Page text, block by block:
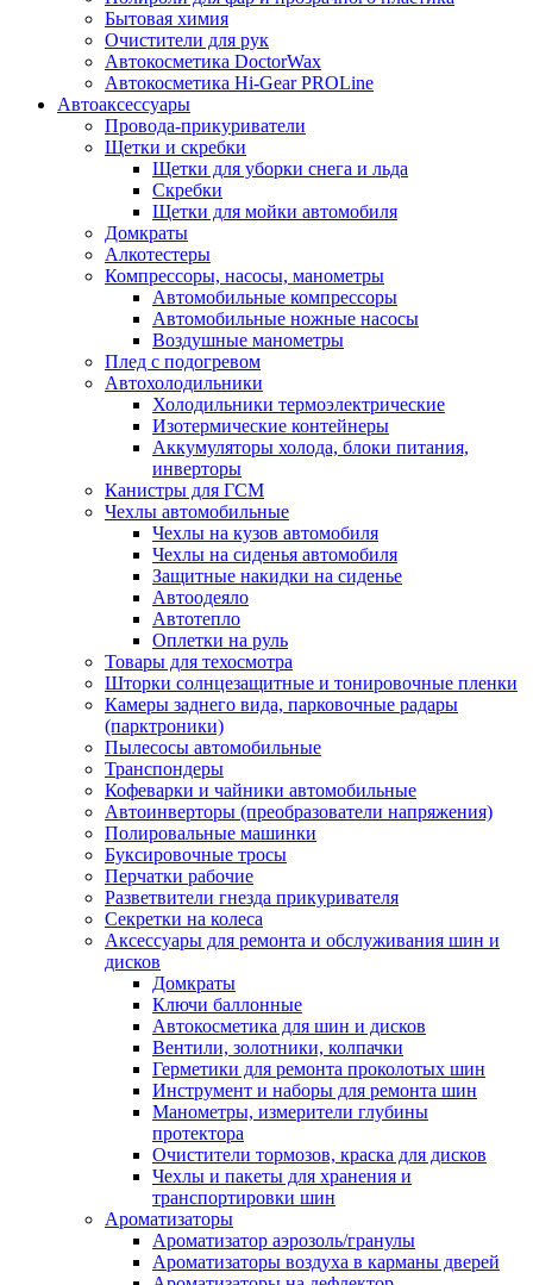
Бытовая химия
Очистители для рук
Автокосметика DoctorWax
Автокосметика Hi-Gear PROLine
Автоаксессуары
Провода-прикуриватели
Щетки и скребки
Щетки для уборки снега и льда
Скребки
Щетки для мойки автомобиля
Домкраты
Алкотестеры
Компрессоры, насосы, манометры
Автомобильные компрессоры
Автомобильные ножные насосы
Воздушные манометры
Плед с подогревом
Автохолодильники
Холодильники термоэлектрические
Изотермические контейнеры
Аккумуляторы холода, блоки питания,
инверторы
Канистры для ГСМ
Чехлы автомобильные
Чехлы на кузов автомобиля
Чехлы на сиденья автомобиля
Защитные накидки на сиденье
Автоодеяло
Автотепло
Оплетки на руль
Товары для техосмотра
Шторки солнцезащитные и тонировочные пленки
Камеры заднего вида, парковочные радары
(парктроники)
Пылесосы автомобильные
Транспондеры
Кофеварки и чайники автомобильные
Автоинверторы (преобразователи напряжения)
Полировальные машинки
Буксировочные тросы
Перчатки рабочие
Разветвители гнезда прикуривателя
Секретки на колеса
Аксессуары для ремонта и обслуживания ‎шин и
дисков
Домкраты
Ключи баллонные
Автокосметика для шин и дисков
Вентили, золотники, колпачки
Герметики для ремонта проколотых шин
Инструмент и наборы для ремонта шин
Манометры, измерители глубины
протектора
Очистители тормозов, краска для дисков
Чехлы и пакеты для хранения и
транспортировки шин
Ароматизаторы
Ароматизатор аэрозоль/гранулы
Ароматизаторы воздуха в карманы дверей